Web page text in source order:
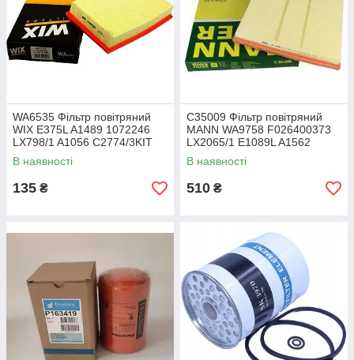
WA6535 Фільтр повітряний
WIX E375L A1489 1072246
LX798/1 A1056 C2774/3KIT
В наявності
135 ₴
C35009 Фільтр повітряний
MANN WA9758 F026400373
LX2065/1 E1089L A1562
В наявності
510 ₴